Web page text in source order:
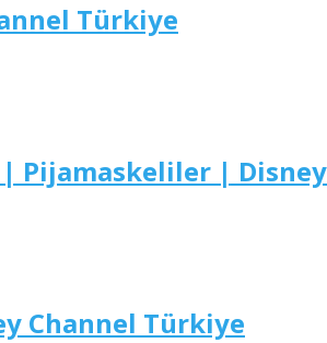
Türkiye
| Pijamaskeliler |
Channel Türkiye